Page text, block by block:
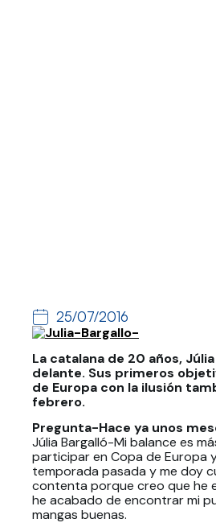
25/07/2016
La catalana de 20 años,
delante. Sus primeros
de Europa con la ilusión
febrero.
Pregunta-Hace ya unos
Júlia Bargalló-Mi balance es
participar en Copa de Europa
temporada pasada y me doy
contenta porque creo que he
he acabado de encontrar mi
mangas buenas.